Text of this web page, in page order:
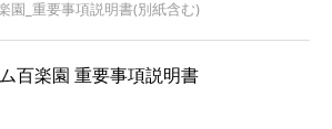
園_重要事項説明書(別紙含む)
百楽園 重要事項説明書